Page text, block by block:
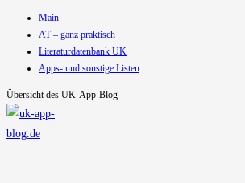
Inhalt
springen
Main
AT – ganz praktisch
Literaturdatenbank UK
Apps- und sonstige Listen
Übersicht des UK-App-Blog